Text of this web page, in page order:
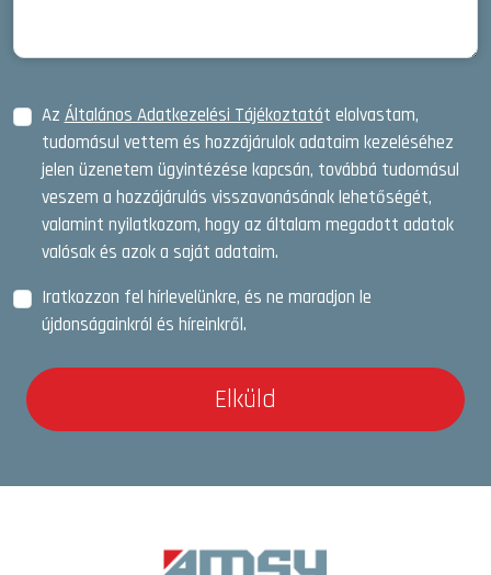
AzÁltalános Adatkezelési Tájékoztatót elolvastam,
tudomásul vettem és hozzájárulok adataim kezeléséhez
jelen üzenetem ügyintézése kapcsán, továbbá tudomásul
veszem a hozzájárulás visszavonásának lehetőségét,
valamint nyilatkozom, hogy az általam megadott adatok
valósak és azok a saját adataim.
Iratkozzon fel hírlevelünkre, és ne maradjon le
újdonságainkról és híreinkről.
Elküld